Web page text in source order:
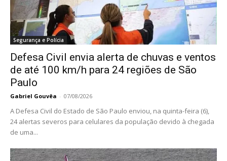
Segurança e Polícia
Defesa Civil envia alerta de chuvas e ventos
de até 100 km/h para 24 regiões de São
Paulo
Gabriel Gouvêa - 07/08/2026
A Defesa Civil do Estado de São Paulo enviou, na quinta-feira (6),
24 alertas severos para celulares da população devido à chegada
de uma...